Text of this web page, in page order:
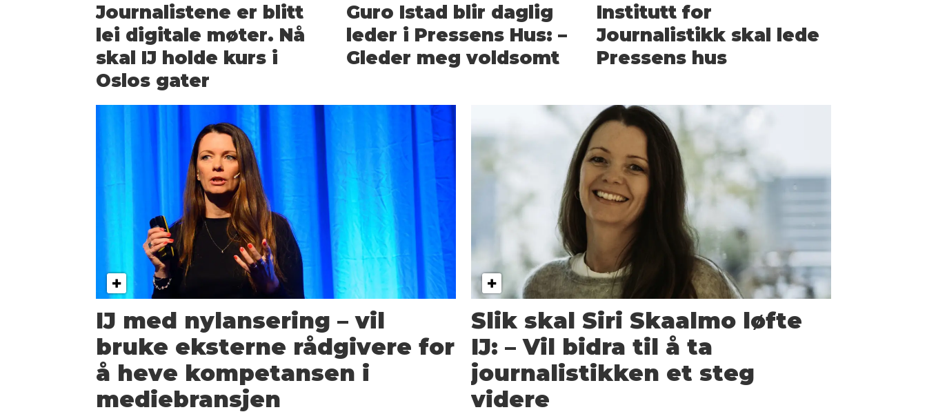
Journalistene er blitt
lei digitale møter. Nå
skal IJ holde kurs i
Oslos gater
Guro Istad blir daglig
leder i Pressens Hus: –
Gleder meg voldsomt
Institutt for
Journalistikk skal lede
Pressens hus
IJ med nylansering – vil
bruke eksterne rådgivere for
å heve kompetansen i
mediebransjen
Slik skal Siri Skaalmo løfte
IJ: – Vil bidra til å ta
journalistikken et steg
videre